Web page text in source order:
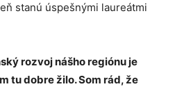
stanú úspešnými laureátmi
rozvoj nášho regiónu je
tu dobre žilo. Som rád, že